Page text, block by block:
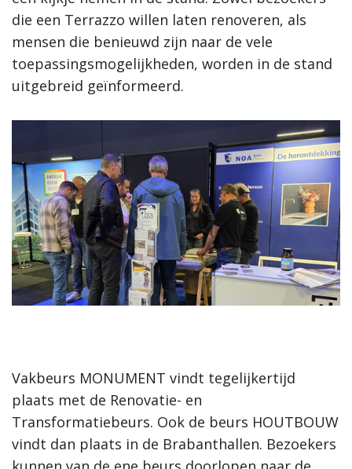
die een Terrazzo willen laten renoveren, als
mensen die benieuwd zijn naar de vele
toepassingsmogelijkheden, worden in de stand
uitgebreid geïnformeerd.
Vakbeurs MONUMENT vindt tegelijkertijd
plaats met de Renovatie- en
Transformatiebeurs. Ook de beurs HOUTBOUW
vindt dan plaats in de Brabanthallen. Bezoekers